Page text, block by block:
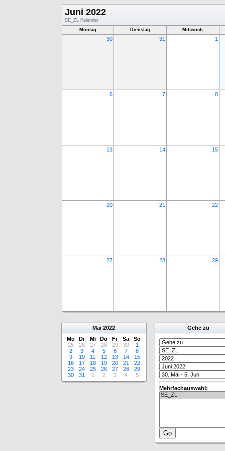
Juni 2022
SE_ZL Kalender
Montag
Dienstag Mittwoch
30 31 1
6 7 8
13 14 15
20 21 22
27 28 29
Mai 2022
Mo
Di Mi Do Fr Sa
So
25
26 27 28 29 30
1
2
3 4 5 6 7
8
9
10 11 12 13 14
15
16
17 18 19 20 21
22
23
24 25 26 27 28
29
30
31 1 2 3 4 5
Gehe zu
Mehrfachauswahl: